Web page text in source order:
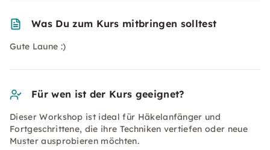
Was Du zum Kurs mitbringen solltest
Gute Laune :)
Für wen ist der Kurs geeignet?
Dieser Workshop ist ideal für Häkelanfänger und
Fortgeschrittene, die ihre Techniken vertiefen oder neue
Muster ausprobieren möchten.